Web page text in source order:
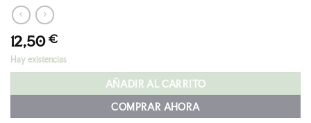
12,50 €
Hay existencias
AÑADIR AL CARRITO
COMPRAR AHORA